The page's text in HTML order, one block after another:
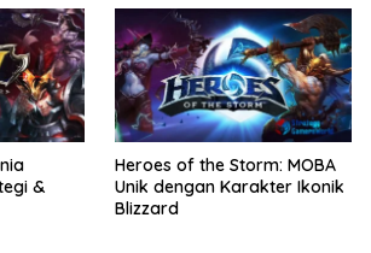
&
Heroes of the Storm: MOBA
Unik dengan Karakter Ikonik
Blizzard